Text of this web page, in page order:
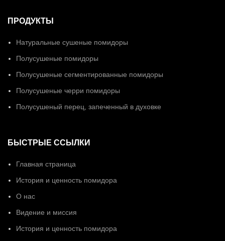
ПРОДУКТЫ
Натуральные сушеные помидоры
Полусушеные помидоры
Полусушеные сегментированные помидоры
Полусушеные черри помидоры
Полусушеный перец, запеченный в духовке
БЫСТРЫЕ ССЫЛКИ
Главная страница
История и ценность помидора
О нас
Видение и миссия
История и ценность помидора